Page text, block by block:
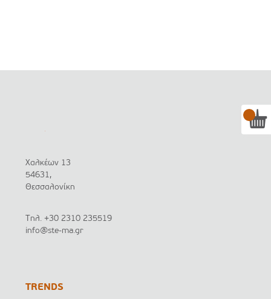
TRENDS
Χαλκέων 13
54631,
Θεσσαλονίκη
Τηλ. +30 2310 235519
info@ste-ma.gr